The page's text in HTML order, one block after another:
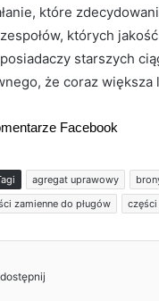
które
których
starszych
że coraz
Facebook
agregat uprawowy
zamienne do pługów
części